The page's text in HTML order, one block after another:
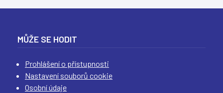
MŮŽE SE HODIT
Prohlášení o přístupnosti
Nastavení souborů cookie
Osobní údaje